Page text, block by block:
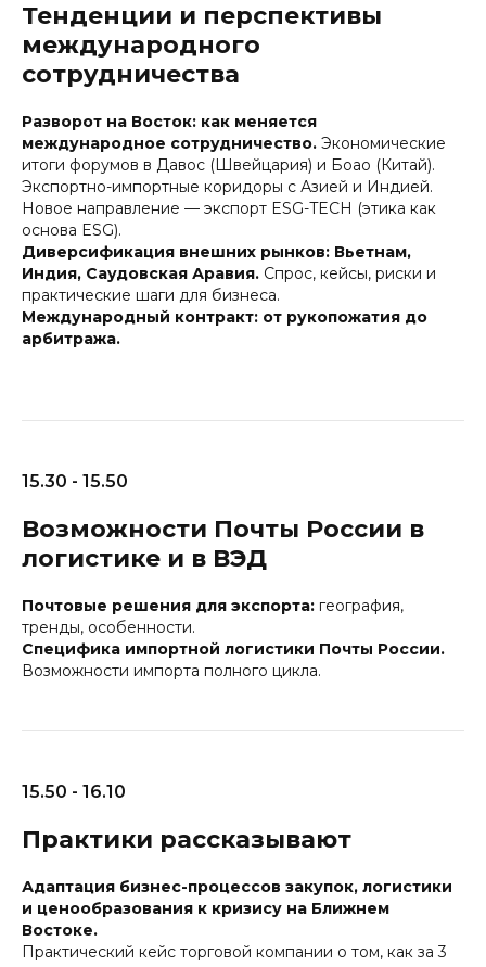
Тенденции и перспективы
международного
сотрудничества
Разворот на Восток: как меняется
международное сотрудничество. Экономические
итоги форумов в Давос (Швейцария) и Боао (Китай).
Экспортно-импортные коридоры с Азией и Индией.
Новое направление — экспорт ESG-TECH (этика как
основа ESG).
Диверсификация внешних рынков: Вьетнам,
Индия, Саудовская Аравия. Спрос, кейсы, риски и
практические шаги для бизнеса.
Международный контракт: от рукопожатия до
арбитража.
15.30 - 15.50
Возможности Почты России в
логистике и в ВЭД
Почтовые решения для экспорта: география,
тренды, особенности.
Специфика импортной логистики Почты России.
Возможности импорта полного цикла.
15.50 - 16.10
Практики рассказывают
Адаптация бизнес-процессов закупок, логистики
и ценообразования к кризису на Ближнем
Востоке.
Практический кейс торговой компании о том, как за 3